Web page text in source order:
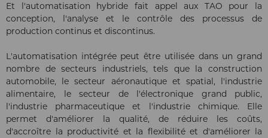
Et l'automatisation hybride fait appel aux TAO pour la
conception, l'analyse et le contrôle des processus de
production continus et discontinus.
L'automatisation intégrée peut être utilisée dans un grand
nombre de secteurs industriels, tels que la construction
automobile, le secteur aéronautique et spatial, l'industrie
alimentaire, le secteur de l'électronique grand public,
l'industrie pharmaceutique et l'industrie chimique. Elle
permet d'améliorer la qualité, de réduire les coûts,
d'accroître la productivité et la flexibilité et d'améliorer la